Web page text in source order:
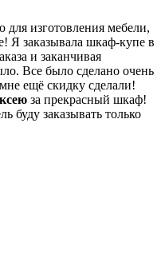
изготовления мебели,
Я заказывала шкаф-купе в
и заканчивая
Все было сделано очень
ещё скидку сделали!
за прекрасный шкаф!
буду заказывать только